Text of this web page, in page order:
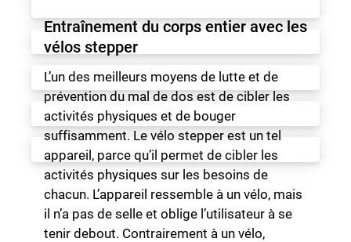
Entraînement du corps entier avec les
vélos stepper
L’un des meilleurs moyens de lutte et de
prévention du mal de dos est de cibler les
activités physiques et de bouger
suffisamment. Le vélo stepper est un tel
appareil, parce qu’il permet de cibler les
activités physiques sur les besoins de
chacun. L’appareil ressemble à un vélo, mais
il n’a pas de selle et oblige l’utilisateur à se
tenir debout. Contrairement à un vélo,